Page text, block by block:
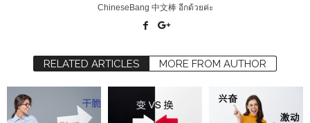
ChineseBang 中文棒 อีกด้วยค่ะ
RELATED ARTICLES MORE FROM AUTHOR